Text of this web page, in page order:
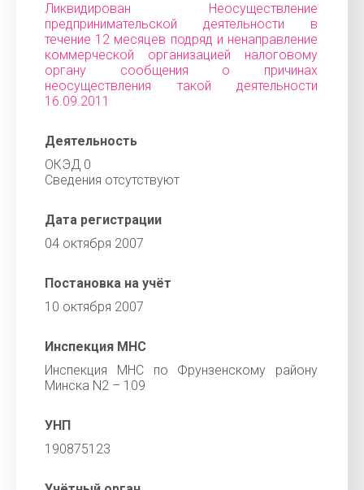
Ликвидирован Неосуществление
предпринимательской деятельности в
течение 12 месяцев подряд и ненаправление
коммерческой организацией налоговому
органу сообщения о причинах
неосуществления такой деятельности
16.09.2011
Деятельность
ОКЭД 0
Сведения отсутствуют
Дата регистрации
04 октября 2007
Постановка на учёт
10 октября 2007
Инспекция МНС
Инспекция МНС по Фрунзенскому району
Минска N2 – 109
УНП
190875123